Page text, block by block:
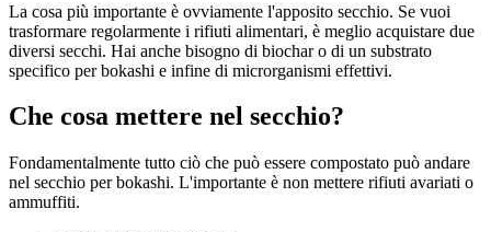
La cosa più importante è ovviamente l'apposito secchio. Se vuoi
trasformare regolarmente i rifiuti alimentari, è meglio acquistare due
diversi secchi. Hai anche bisogno di biochar o di un substrato
specifico per bokashi e infine di microrganismi effettivi.
Che cosa mettere nel secchio?
Fondamentalmente tutto ciò che può essere compostato può andare
nel secchio per bokashi. L'importante è non mettere rifiuti avariati o
ammuffiti.